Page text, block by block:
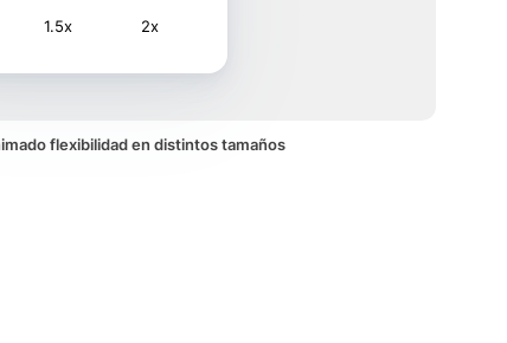
1.5x 2x
flexibilidad en distintos tamaños